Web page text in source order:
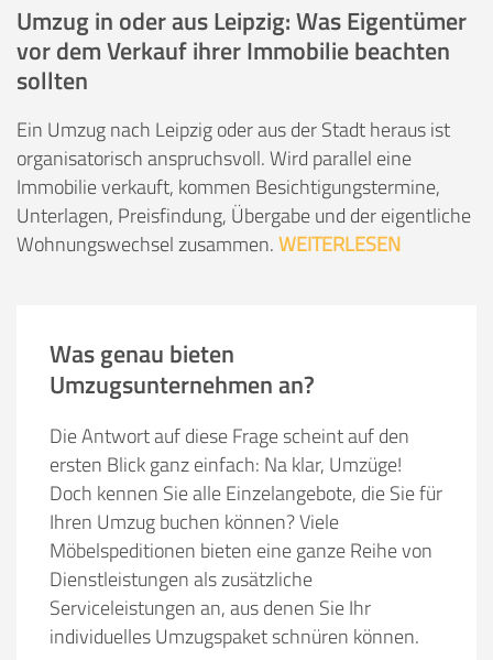
Umzug in oder aus Leipzig: Was Eigentümer
vor dem Verkauf ihrer Immobilie beachten
sollten
Ein Umzug nach Leipzig oder aus der Stadt heraus ist
organisatorisch anspruchsvoll. Wird parallel eine
Immobilie verkauft, kommen Besichtigungstermine,
Unterlagen, Preisfindung, Übergabe und der eigentliche
Wohnungswechsel zusammen.WEITERLESEN
Was genau bieten
Umzugsunternehmen an?
Die Antwort auf diese Frage scheint auf den
ersten Blick ganz einfach: Na klar, Umzüge!
Doch kennen Sie alle Einzelangebote, die Sie für
Ihren Umzug buchen können? Viele
Möbelspeditionen bieten eine ganze Reihe von
Dienstleistungen als zusätzliche
Serviceleistungen an, aus denen Sie Ihr
individuelles Umzugspaket schnüren können.